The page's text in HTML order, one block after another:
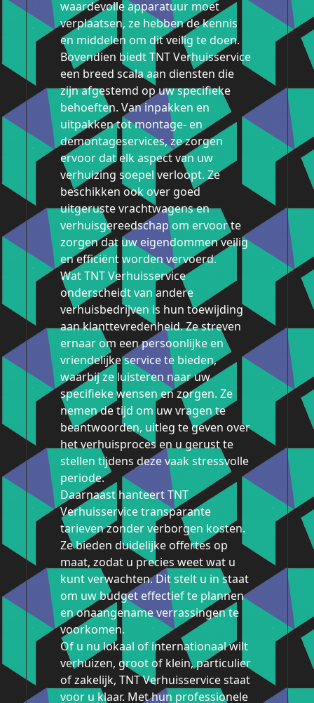
waardevolle apparatuur moet
verplaatsen, ze hebben de kennis
en middelen om dit veilig te doen.
Bovendien biedt TNT Verhuisservice
een breed scala aan diensten die
zijn afgestemd op uw specifieke
behoeften. Van inpakken en
uitpakken tot montage- en
demontageservices, ze zorgen
ervoor dat elk aspect van uw
verhuizing soepel verloopt. Ze
beschikken ook over goed
uitgeruste vrachtwagens en
verhuisgereedschap om ervoor te
zorgen dat uw eigendommen veilig
en efficiënt worden vervoerd.
Wat TNT Verhuisservice
onderscheidt van andere
verhuisbedrijven is hun toewijding
aan klanttevredenheid. Ze streven
ernaar om een ​​persoonlijke en
vriendelijke service te bieden,
waarbij ze luisteren naar uw
specifieke wensen en zorgen. Ze
nemen de tijd om uw vragen te
beantwoorden, uitleg te geven over
het verhuisproces en u gerust te
stellen tijdens deze vaak stressvolle
periode.
Daarnaast hanteert TNT
Verhuisservice transparante
tarieven zonder verborgen kosten.
Ze bieden duidelijke offertes op
maat, zodat u precies weet wat u
kunt verwachten. Dit stelt u in staat
om uw budget effectief te plannen
en onaangename verrassingen te
voorkomen.
Of u nu lokaal of internationaal wilt
verhuizen, groot of klein, particulier
of zakelijk, TNT Verhuisservice staat
voor u klaar. Met hun professionele